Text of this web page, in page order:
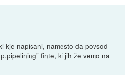
kje napisani, namesto da povsod
finte, ki jih že vemo na